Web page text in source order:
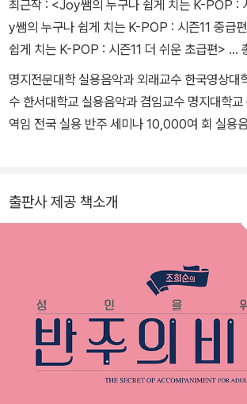
최근작 : <Joy쌤의 누구나 쉽게 치는 K-POP :
y쌤의 누구나 쉽게 치는 K-POP : 시즌11 중급
쉽게 치는 K-POP : 시즌11 더 쉬운 초급편> …
명지전문대학 실용음악과 외래교수 한국영상대
수 한서대학교 실용음악과 겸임교수 명지대학
역임 전국 실용 반주 세미나 10,000여 회 실용
출판사 제공 책소개